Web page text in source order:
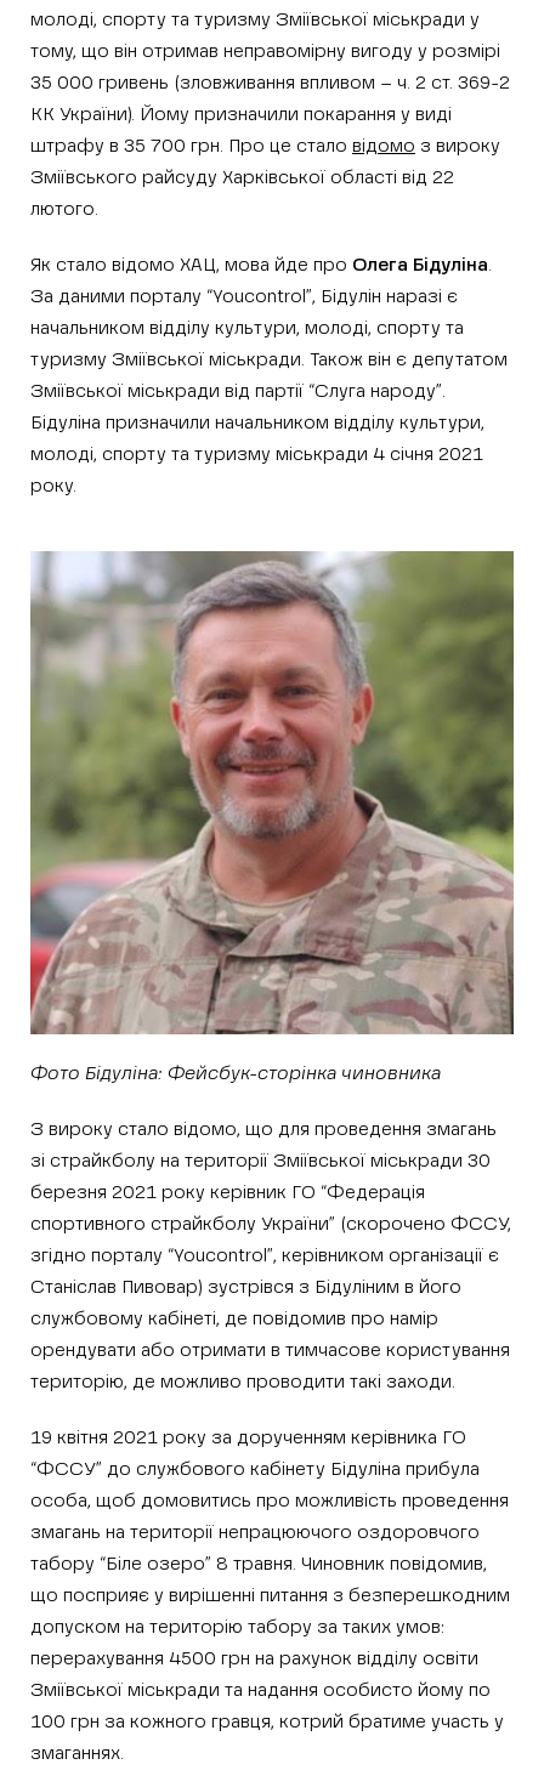
молоді, спорту та туризму Зміївської міськради у
тому, що він отримав неправомірну вигоду у розмірі
35 000 гривень (зловживання впливом – ч. 2 ст. 369-2
КК України). Йому призначили покарання у виді
штрафу в 35 700 грн. Про це стало відомо з вироку
Зміївського райсуду Харківської області від 22
лютого.
Як стало відомо ХАЦ, мова йде про Олега Бідуліна.
За даними порталу “Youcontrol”, Бідулін наразі є
начальником відділу культури, молоді, спорту та
туризму Зміївської міськради. Також він є депутатом
Зміївської міськради від партії “Слуга народу”.
Бідуліна призначили начальником відділу культури,
молоді, спорту та туризму міськради 4 січня 2021
року.
Фото Бідуліна: Фейсбук-сторінка чиновника
З вироку стало відомо, що для проведення змагань
зі страйкболу на території Зміївської міськради 30
березня 2021 року керівник ГО “Федерація
спортивного страйкболу України” (скорочено ФССУ,
згідно порталу “Youcontrol”, керівником організації є
Станіслав Пивовар) зустрівся з Бідуліним в його
службовому кабінеті, де повідомив про намір
орендувати або отримати в тимчасове користування
територію, де можливо проводити такі заходи.
19 квітня 2021 року за дорученням керівника ГО
“ФССУ” до службового кабінету Бідуліна прибула
особа, щоб домовитись про можливість проведення
змагань на території непрацюючого оздоровчого
табору “Біле озеро” 8 травня. Чиновник повідомив,
що посприяє у вирішенні питання з безперешкодним
допуском на територію табору за таких умов:
перерахування 4500 грн на рахунок відділу освіти
Зміївської міськради та надання особисто йому по
100 грн за кожного гравця, котрий братиме участь у
змаганнях.